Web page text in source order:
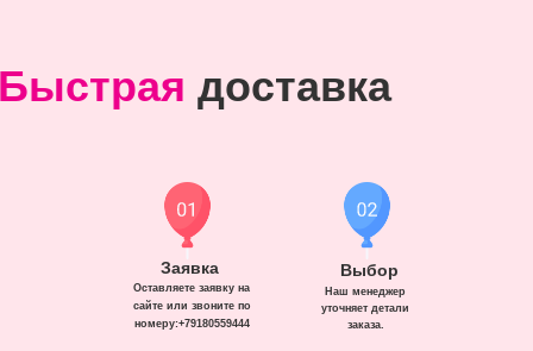
доставка
Заявка
Оставляете заявку на
сайте или звоните по
номеру:+79180559444
Выбор
Наш менеджер
уточняет детали
заказа.